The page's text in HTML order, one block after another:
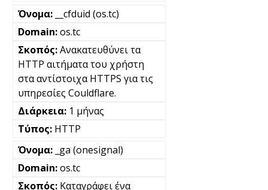
__cfduid (os.tc)
os.tc
Ανακατευθύνει τα
HTTP αιτήματα του χρήστη
στα αντίστοιχα HTTPS για τις
υπηρεσίες Couldflare.
1 μήνας
HTTP
_ga (onesignal)
os.tc
Καταγράφει ένα